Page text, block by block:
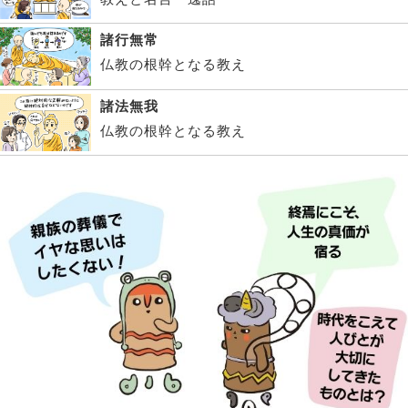
諸行無常
仏教の根幹となる教え
諸法無我
仏教の根幹となる教え